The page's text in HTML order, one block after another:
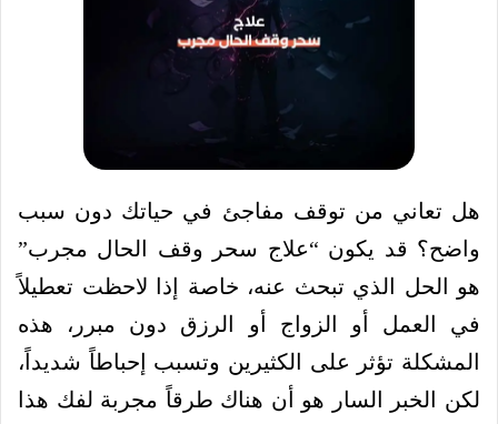
هل تعاني من توقف مفاجئ في حياتك دون سبب
واضح؟ قد يكون “علاج سحر وقف الحال مجرب”
هو الحل الذي تبحث عنه، خاصة إذا لاحظت تعطيلاً
في العمل أو الزواج أو الرزق دون مبرر، هذه
المشكلة تؤثر على الكثيرين وتسبب إحباطاً شديداً،
لكن الخبر السار هو أن هناك طرقاً مجربة لفك هذا